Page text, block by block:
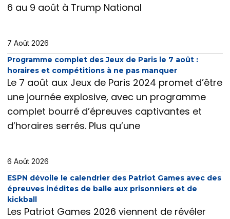
6 au 9 août à Trump National
7 Août 2026
Programme complet des Jeux de Paris le 7 août :
horaires et compétitions à ne pas manquer
Le 7 août aux Jeux de Paris 2024 promet d’être
une journée explosive, avec un programme
complet bourré d’épreuves captivantes et
d’horaires serrés. Plus qu’une
6 Août 2026
ESPN dévoile le calendrier des Patriot Games avec des
épreuves inédites de balle aux prisonniers et de
kickball
Les Patriot Games 2026 viennent de révéler